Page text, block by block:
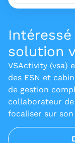
solution
VSActivity (vsa)
des ESN et
de gestion
collaborateur
focaliser sur